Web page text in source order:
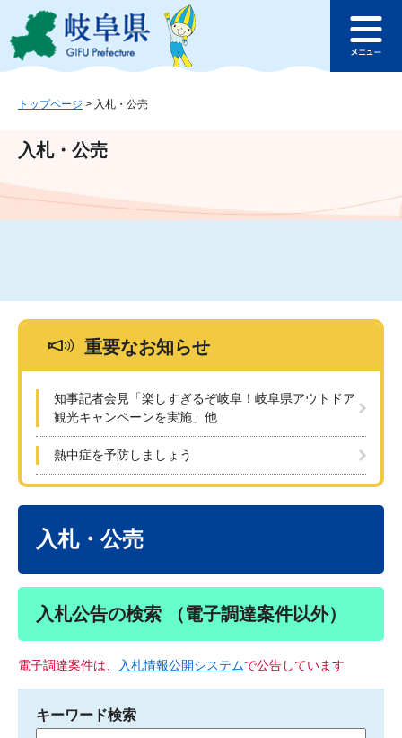
ジ
ュ
文
このページの本文へ
ュ
トップページ > 入札・公売
入札・公売
重要なお知らせ
知事記者会見「楽しすぎるぞ岐阜！岐阜県アウトドア
観光キャンペーンを実施」他
熱中症を予防しましょう
入札・公売
入札公告の検索 （電子調達案件以外）
電子調達案件は、 入札情報公開システムで公告しています
キーワード検索